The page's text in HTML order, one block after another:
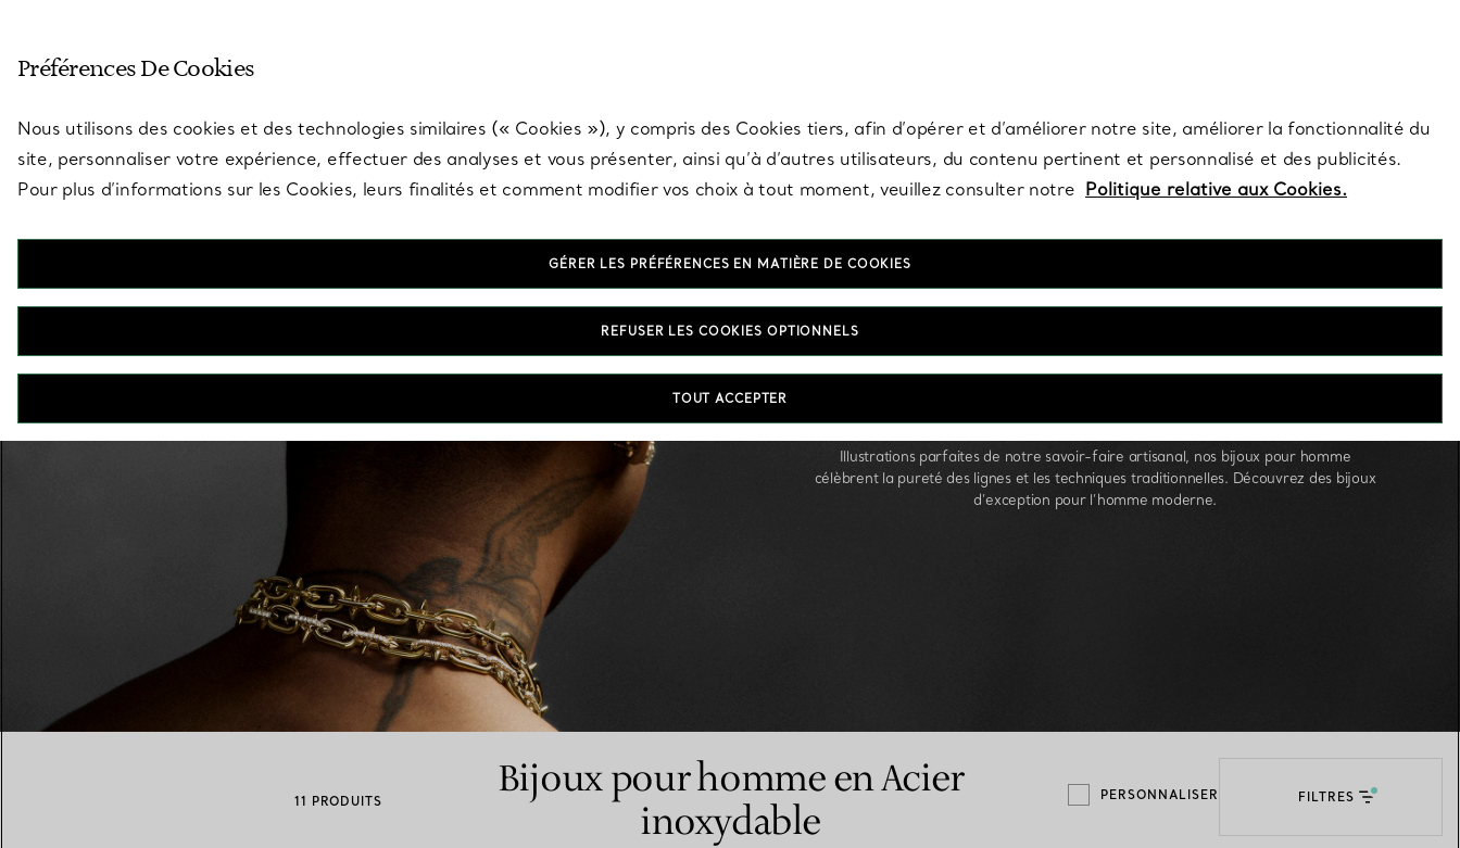
Alliances pour hommes Bagues pour couples
rendez-vousavec un expert en diamants Tiffany.
Illustrations parfaites de notre savoir-faire artisanal, nos bijoux pour homme
célèbrent la pureté des lignes et les techniques traditionnelles. Découvrez des bijoux
d’exception pour l’homme moderne.
11 PRODUITS
Bijoux pour homme en Acier
inoxydable
PERSONNALISER FILTRES
Préférences De Cookies
Nous utilisons des cookies et des technologies similaires (« Cookies »), y compris des Cookies tiers, afin d’opérer et d’améliorer notre site, améliorer la fonctionnalité du
site, personnaliser votre expérience, effectuer des analyses et vous présenter, ainsi qu’à d’autres utilisateurs, du contenu pertinent et personnalisé et des publicités.
Pour plus d’informations sur les Cookies, leurs finalités et comment modifier vos choix à tout moment, veuillez consulter notre Politique relative aux Cookies.
GÉRER LES PRÉFÉRENCES EN MATIÈRE DE COOKIES
REFUSER LES COOKIES OPTIONNELS
TOUT ACCEPTER